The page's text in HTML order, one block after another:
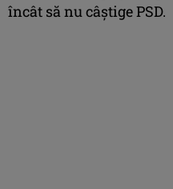
încât să nu câştige PSD.